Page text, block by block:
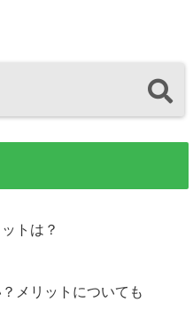
トは？
メリットについても